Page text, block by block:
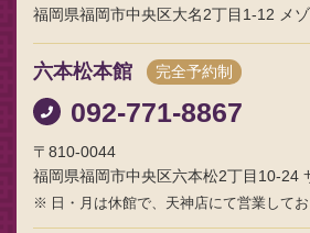
福岡県福岡市中央区大名2丁目1-12 メ
六本松本館 完全予約制
092-771-8867
〒810-0044
福岡県福岡市中央区六本松2丁目10-24
日・月は休館で、天神店にて営業してお